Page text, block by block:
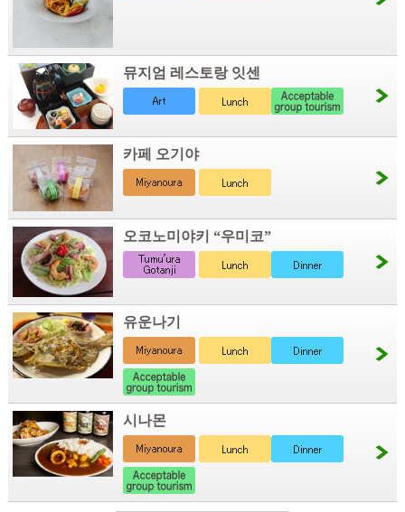
뮤지엄 레스토랑 잇센
카페 오기야
오코노미야키 “우미코”
유운나기
시나몬